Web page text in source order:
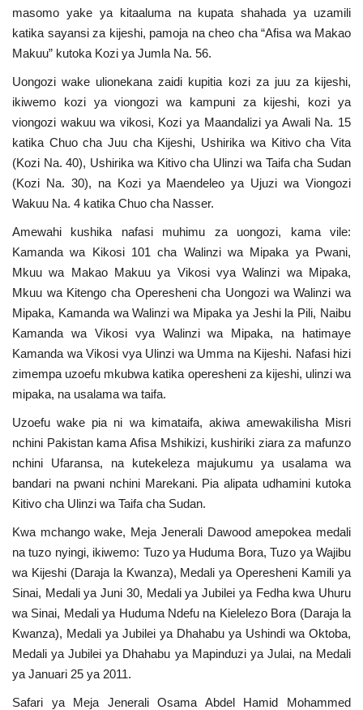
French Arabic
masomo yake ya kitaaluma na kupata shahada ya uzamili
katika sayansi za kijeshi, pamoja na cheo cha “Afisa wa Makao
Makuu” kutoka Kozi ya Jumla Na. 56.
Uongozi wake ulionekana zaidi kupitia kozi za juu za kijeshi,
ikiwemo kozi ya viongozi wa kampuni za kijeshi, kozi ya
viongozi wakuu wa vikosi, Kozi ya Maandalizi ya Awali Na. 15
katika Chuo cha Juu cha Kijeshi, Ushirika wa Kitivo cha Vita
(Kozi Na. 40), Ushirika wa Kitivo cha Ulinzi wa Taifa cha Sudan
(Kozi Na. 30), na Kozi ya Maendeleo ya Ujuzi wa Viongozi
Wakuu Na. 4 katika Chuo cha Nasser.
Amewahi kushika nafasi muhimu za uongozi, kama vile:
Kamanda wa Kikosi 101 cha Walinzi wa Mipaka ya Pwani,
Mkuu wa Makao Makuu ya Vikosi vya Walinzi wa Mipaka,
Mkuu wa Kitengo cha Operesheni cha Uongozi wa Walinzi wa
Mipaka, Kamanda wa Walinzi wa Mipaka ya Jeshi la Pili, Naibu
Kamanda wa Vikosi vya Walinzi wa Mipaka, na hatimaye
Kamanda wa Vikosi vya Ulinzi wa Umma na Kijeshi. Nafasi hizi
zimempa uzoefu mkubwa katika operesheni za kijeshi, ulinzi wa
mipaka, na usalama wa taifa.
Uzoefu wake pia ni wa kimataifa, akiwa amewakilisha Misri
nchini Pakistan kama Afisa Mshikizi, kushiriki ziara za mafunzo
nchini Ufaransa, na kutekeleza majukumu ya usalama wa
bandari na pwani nchini Marekani. Pia alipata udhamini kutoka
Kitivo cha Ulinzi wa Taifa cha Sudan.
Kwa mchango wake, Meja Jenerali Dawood amepokea medali
na tuzo nyingi, ikiwemo: Tuzo ya Huduma Bora, Tuzo ya Wajibu
wa Kijeshi (Daraja la Kwanza), Medali ya Operesheni Kamili ya
Sinai, Medali ya Juni 30, Medali ya Jubilei ya Fedha kwa Uhuru
wa Sinai, Medali ya Huduma Ndefu na Kielelezo Bora (Daraja la
Kwanza), Medali ya Jubilei ya Dhahabu ya Ushindi wa Oktoba,
Medali ya Jubilei ya Dhahabu ya Mapinduzi ya Julai, na Medali
ya Januari 25 ya 2011.
Safari ya Meja Jenerali Osama Abdel Hamid Mohammed